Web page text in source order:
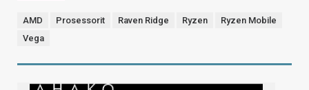
AMD Prosessorit Raven Ridge Ryzen
Ryzen Mobile
Vega